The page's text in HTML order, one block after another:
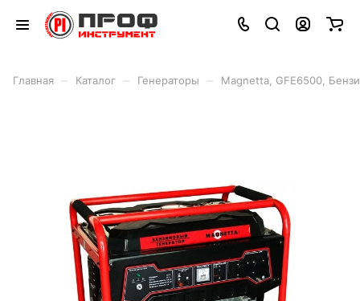
Главная Каталог Генераторы Magnetta, GFE6500,